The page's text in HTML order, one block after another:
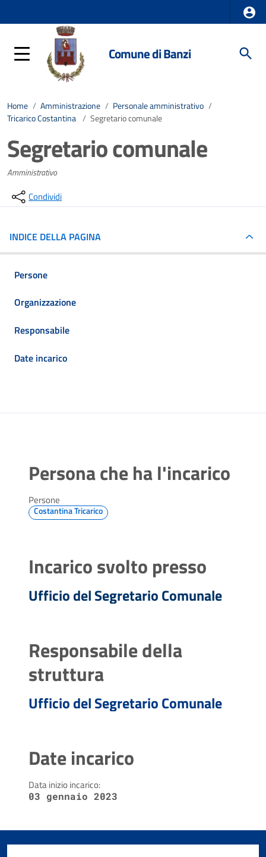
Comune di Banzi
Home / Amministrazione / Personale amministrativo /
Tricarico Costantina / Segretario comunale
Segretario comunale
Amministrativo
Condividi
INDICE DELLA PAGINA
Persone
Organizzazione
Responsabile
Date incarico
Persona che ha l'incarico
Persone
Costantina Tricarico
Incarico svolto presso
Ufficio del Segretario Comunale
Responsabile della
struttura
Ufficio del Segretario Comunale
Date incarico
Data inizio incarico:
03 gennaio 2023